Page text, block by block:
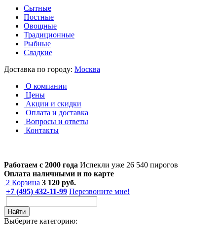
Сытные
Постные
Овощные
Традиционные
Рыбные
Сладкие
Доставка по городу: Москва
О компании
Цены
Акции и скидки
Оплата и доставка
Вопросы и ответы
Контакты
Работаем с 2000 года Испекли уже 26 540 пирогов
Оплата наличными и по карте
2 Корзина 3 120 руб.
+7 (495) 432-11-99 Перезвоните мне!
Найти
Выберите категорию: